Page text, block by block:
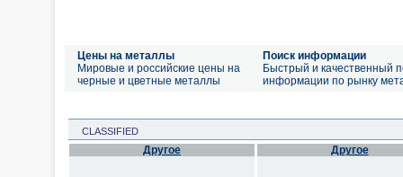
Цены на металлы
Мировые и российские цены на
черные и цветные металлы
Поиск информации
Быстрый и качественный
информации по рынку
CLASSIFIED
Другое Другое